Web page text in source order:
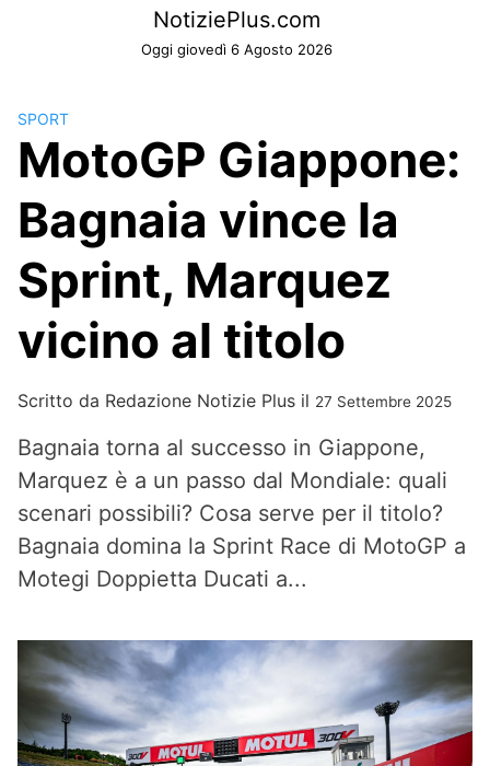
NotiziePlus.com
Oggi giovedì 6 Agosto 2026
SPORT
MotoGP Giappone:
Bagnaia vince la
Sprint, Marquez
vicino al titolo
Scritto da Redazione Notizie Plus il 27 Settembre 2025
Bagnaia torna al successo in Giappone,
Marquez è a un passo dal Mondiale: quali
scenari possibili? Cosa serve per il titolo?
Bagnaia domina la Sprint Race di MotoGP a
Motegi Doppietta Ducati a...